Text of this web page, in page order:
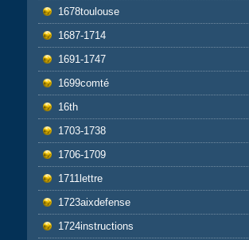
1678toulouse
1687-1714
1691-1747
1699comté
16th
1703-1738
1706-1709
1711lettre
1723aixdefense
1724instructions